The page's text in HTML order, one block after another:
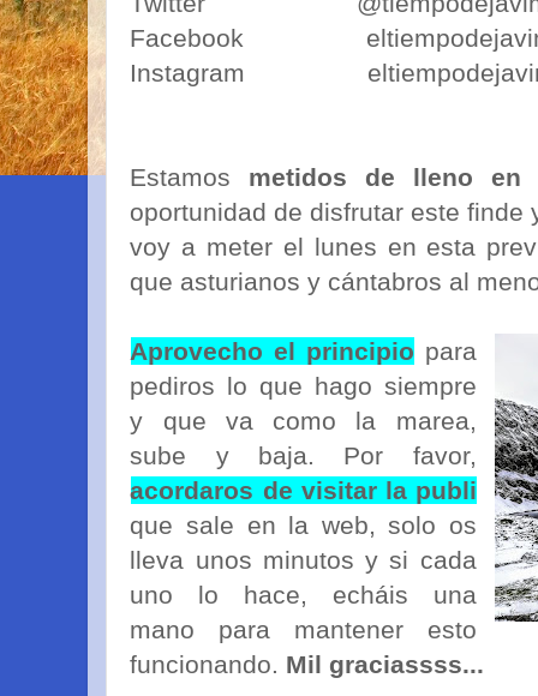
Facebook
Instagram
Estamos metidos de lleno en
oportunidad de disfrutar este
voy a meter el lunes en esta
que asturianos y cántabros al
Aprovecho el principio para
pediros lo que hago siempre
y que va como la marea,
sube y baja. Por favor,
acordaros de visitar la publi
que sale en la web, solo os
lleva unos minutos y si cada
uno lo hace, echáis una
mano para mantener esto
funcionando. Mil graciassss...